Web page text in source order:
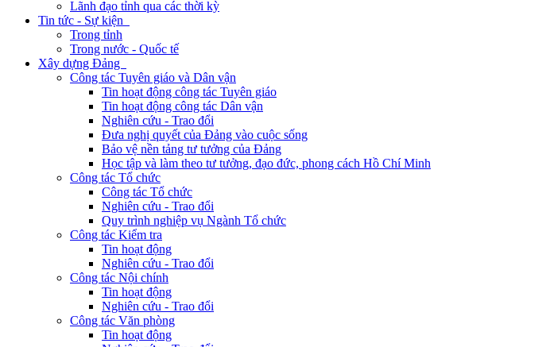
Lãnh đạo tỉnh qua các thời kỳ
Tin tức - Sự kiện
Trong tỉnh
Trong nước - Quốc tế
Xây dựng Đảng
Công tác Tuyên giáo và Dân vận
Tin hoạt động công tác Tuyên giáo
Tin hoạt động công tác Dân vận
Nghiên cứu - Trao đổi
Đưa nghị quyết của Đảng vào cuộc sống
Bảo vệ nền tảng tư tưởng của Đảng
Học tập và làm theo tư tưởng, đạo đức, phong cách Hồ Chí Minh
Công tác Tổ chức
Công tác Tổ chức
Nghiên cứu - Trao đổi
Quy trình nghiệp vụ Ngành Tổ chức
Công tác Kiểm tra
Tin hoạt động
Nghiên cứu - Trao đổi
Công tác Nội chính
Tin hoạt động
Nghiên cứu - Trao đổi
Công tác Văn phòng
Tin hoạt động